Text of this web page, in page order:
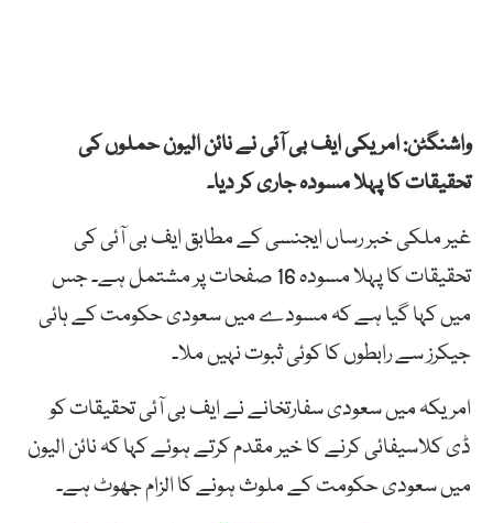
واشنگٹن: امریکی ایف بی آئی نے نائن الیون حملوں کی
تحقیقات کا پہلا مسودہ جاری کر دیا۔
غیر ملکی خبر رساں ایجنسی کے مطابق ایف بی آئی کی
تحقیقات کا پہلا مسودہ 16 صفحات پر مشتمل ہے۔ جس
میں کہا گیا ہے کہ مسودے میں سعودی حکومت کے ہائی
جیکرز سے رابطوں کا کوئی ثبوت نہیں ملا۔
امریکہ میں سعودی سفارتخانے نے ایف بی آئی تحقیقات کو
ڈی کلاسیفائی کرنے کا خیر مقدم کرتے ہوئے کہا کہ نائن الیون
میں سعودی حکومت کے ملوث ہونے کا الزام جھوٹ ہے۔